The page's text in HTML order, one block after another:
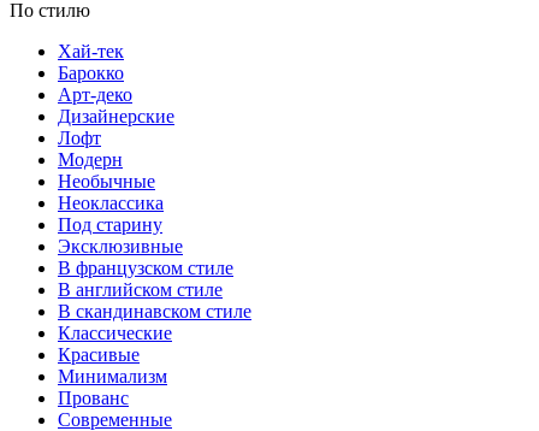
По стилю
Хай-тек
Барокко
Арт-деко
Дизайнерские
Лофт
Модерн
Необычные
Неоклассика
Под старину
Эксклюзивные
В французском стиле
В английском стиле
В скандинавском стиле
Классические
Красивые
Минимализм
Прованс
Современные